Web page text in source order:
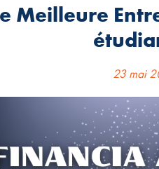
Meilleure
23 mai